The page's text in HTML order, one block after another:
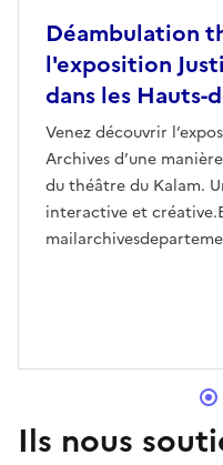
Déambulation
l'exposition
dans les Hauts-
Venez découvrir
Archives d’une
du théâtre du Kalam.
interactive et
Ils nous